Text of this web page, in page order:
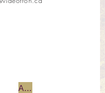
Accueil